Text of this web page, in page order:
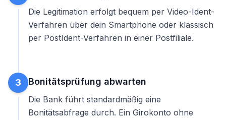
Die Legitimation erfolgt bequem per Video-Ident-
Verfahren über dein Smartphone oder klassisch
per PostIdent-Verfahren in einer Postfiliale.
3 Bonitätsprüfung abwarten
Die Bank führt standardmäßig eine
Bonitätsabfrage durch. Ein Girokonto ohne